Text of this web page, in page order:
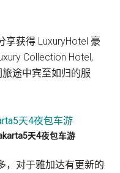
享获得 LuxuryHotel 豪
Collection Hotel,
途中宾至如归的服
天4夜包车游
，对于雅加达有更新的